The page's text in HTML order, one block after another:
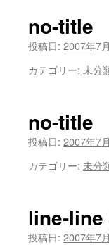
no-title
投稿日: 2007年7
カテゴリー: 未分
no-title
投稿日: 2007年7
カテゴリー: 未分
line-line
投稿日: 2007年7